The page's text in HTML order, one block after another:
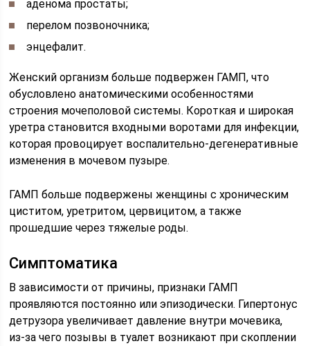
аденома простаты;
перелом позвоночника;
энцефалит.
Женский организм больше подвержен ГАМП, что
обусловлено анатомическими особенностями
строения мочеполовой системы. Короткая и широкая
уретра становится входными воротами для инфекции,
которая провоцирует воспалительно-дегенеративные
изменения в мочевом пузыре.
ГАМП больше подвержены женщины с хроническим
циститом, уретритом, цервицитом, а также
прошедшие через тяжелые роды.
Симптоматика
В зависимости от причины, признаки ГАМП
проявляются постоянно или эпизодически. Гипертонус
детрузора увеличивает давление внутри мочевика,
из-за чего позывы в туалет возникают при скоплении